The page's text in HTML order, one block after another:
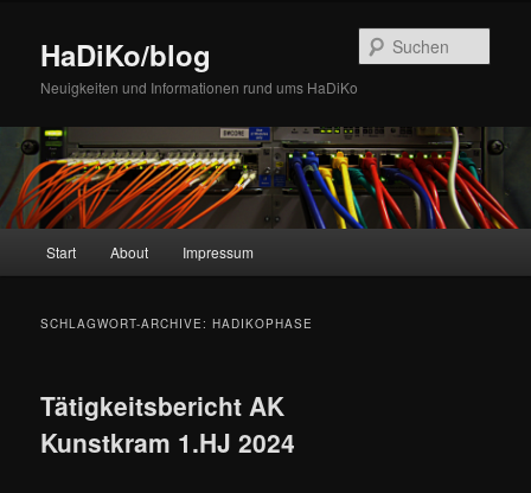
wechseln
wechseln
HaDiKo/blog
Neuigkeiten und Informationen rund ums HaDiKo
Start About Impressum
SCHLAGWORT-ARCHIVE:HADIKOPHASE
Tätigkeitsbericht AK
Kunstkram 1.HJ 2024